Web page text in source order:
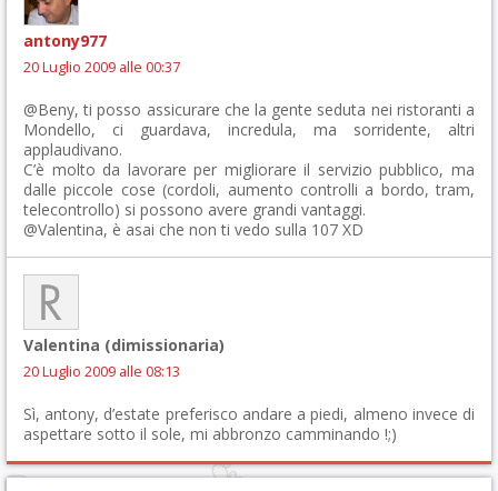
antony977
20 Luglio 2009 alle 00:37
@Beny, ti posso assicurare che la gente seduta nei ristoranti a
Mondello, ci guardava, incredula, ma sorridente, altri
applaudivano.
C’è molto da lavorare per migliorare il servizio pubblico, ma
dalle piccole cose (cordoli, aumento controlli a bordo, tram,
telecontrollo) si possono avere grandi vantaggi.
@Valentina, è asai che non ti vedo sulla 107 XD
Valentina (dimissionaria)
20 Luglio 2009 alle 08:13
Sì, antony, d’estate preferisco andare a piedi, almeno invece di
aspettare sotto il sole, mi abbronzo camminando !;)